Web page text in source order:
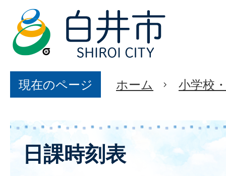
現在のページ ホーム 小学校
日課時刻表